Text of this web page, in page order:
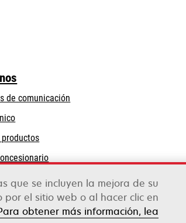
de comunicación
se
abre
en
una
nueva
que se incluyen la mejora de su
el sitio web o al hacer clic en
obtener más información, lea